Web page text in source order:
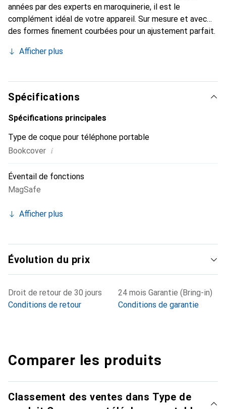
années par des experts en maroquinerie, il est le
complément idéal de votre appareil. Sur mesure et avec
des formes finement courbées pour un ajustement parfait.
smartphone. La marque Noreve est reconnue
reste toujours un excellent choix pour le client exigeant.
Afficher plus
Spécifications
Spécifications principales
Type de coque pour téléphone portable
Bookcover i
Éventail de fonctions
MagSafe
Afficher plus
Évolution du prix
Droit de retour de 30 jours
Conditions de retour
24 mois Garantie (Bring-in)
Conditions de garantie
Comparer les produits
Classement des ventes dans Type de